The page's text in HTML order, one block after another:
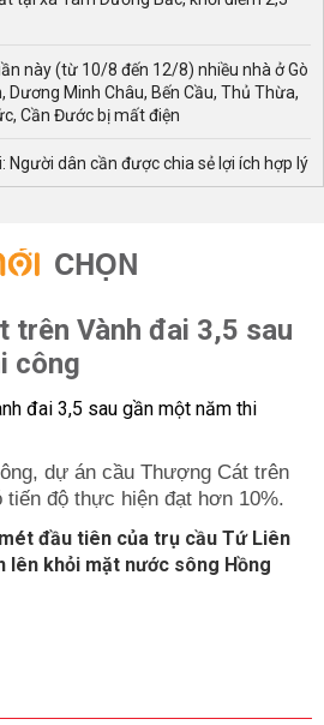
này (từ 10/8 đến 12/8) nhiều nhà ở Gò
Dương Minh Châu, Bến Cầu, Thủ Thừa,
Cần Đước bị mất điện
dân cần được chia sẻ lợi ích hợp lý
CHỌN
trên Vành đai 3,5 sau
công
dự án cầu Thượng Cát trên
độ thực hiện đạt hơn 10%.
đầu tiên của trụ cầu Tứ Liên
lên khỏi mặt nước sông Hồng